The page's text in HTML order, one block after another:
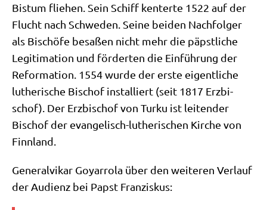
Bis­tum flie­hen. Sein Schiff ken­ter­te 1522 auf der
Flucht nach Schwe­den. Sei­ne bei­den Nach­fol­ger
als Bischö­fe besa­ßen nicht mehr die päpst­li­che
Legi­ti­ma­ti­on und för­der­ten die Ein­füh­rung der
Refor­ma­ti­on. 1554 wur­de der erste eigent­li­che
luthe­ri­sche Bischof instal­liert (seit 1817 Erz­bi­
schof). Der Erz­bi­schof von Tur­ku ist lei­ten­der
Bischof der evan­ge­lisch-luthe­ri­schen Kir­che von
Finnland.
Gene­ral­vi­kar Goyar­ro­la über den wei­te­ren Ver­lauf
der Audi­enz bei Papst Franziskus: